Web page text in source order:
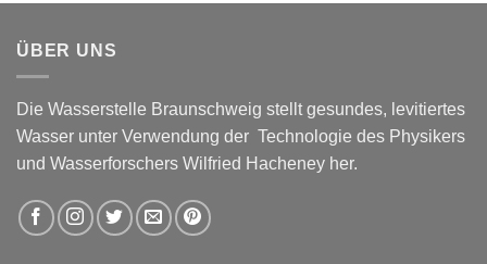
ÜBER UNS
Die Wasserstelle Braunschweig stellt gesundes, levitiertes
Wasser unter Verwendung der Technologie des Physikers
und Wasserforschers Wilfried Hacheney her.